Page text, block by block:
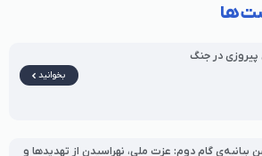
در جنگ
بخوانید
گام دوم: عزت ملی، نهراسیدن از تهدیدها و